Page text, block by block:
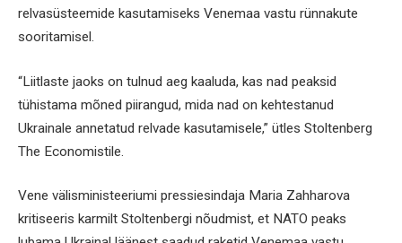
relvasüsteemide kasutamiseks Venemaa vastu rünnakute
sooritamisel.
“Liitlaste jaoks on tulnud aeg kaaluda, kas nad peaksid
tühistama mõned piirangud, mida nad on kehtestanud
Ukrainale annetatud relvade kasutamisele,” ütles Stoltenberg
The Economistile.
Vene välisministeeriumi pressiesindaja Maria Zahharova
kritiseeris karmilt Stoltenbergi nõudmist, et NATO peaks